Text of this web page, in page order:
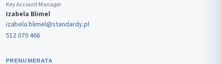
Key Account Manager
Izabela Blimel
izabela.blimel@standardy.pl
512 079 466
PRENUMERATA